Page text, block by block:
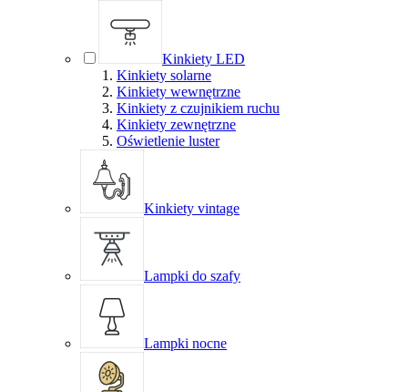
Kinkiety LED
Kinkiety solarne
Kinkiety wewnętrzne
Kinkiety z czujnikiem ruchu
Kinkiety zewnętrzne
Oświetlenie luster
Kinkiety vintage
Lampki do szafy
Lampki nocne